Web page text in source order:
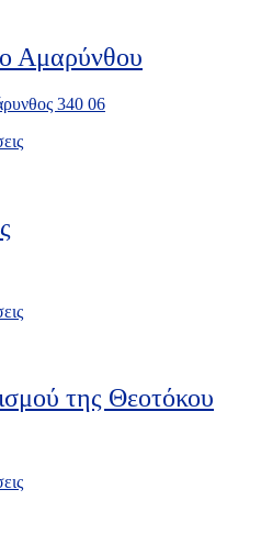
Αμαρύνθου
340 06
της Θεοτόκου